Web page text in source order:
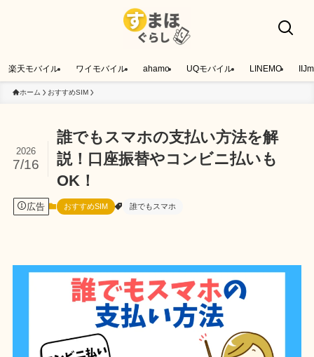
楽天モバイル ワイモバイル ahamo UQモバイル LINEMO
ホーム おすすめSIM
誰でもスマホの支払い方法を解
説！口座振替やコンビニ払いも
OK！
2026
7/16
広告 おすすめSIM 誰でもスマホ